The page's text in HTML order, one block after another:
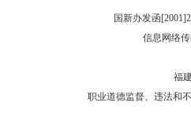
国新办发函
信息网络
福
职业道德监督、违法和